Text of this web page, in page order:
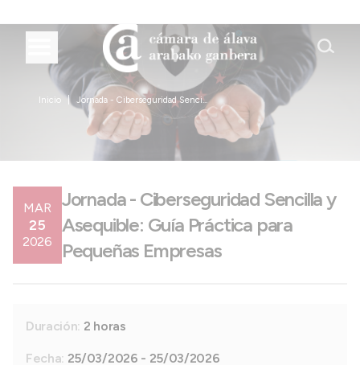
Inicio Jornada - Ciberseguridad Senci...
MAR
25
2026
Jornada - Ciberseguridad Sencilla y
Asequible: Guía Práctica para
Pequeñas Empresas
Duración: 2 horas
Fecha: 25/03/2026 - 25/03/2026